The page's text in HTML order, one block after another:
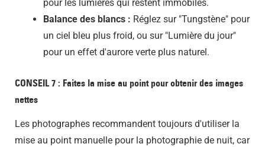
pour les lumières qui restent immobiles.
Balance des blancs : Réglez sur "Tungstène" pour
un ciel bleu plus froid, ou sur "Lumière du jour"
pour un effet d'aurore verte plus naturel.
CONSEIL 7 : Faites la mise au point pour obtenir des images
nettes
Les photographes recommandent toujours d'utiliser la
mise au point manuelle pour la photographie de nuit, car